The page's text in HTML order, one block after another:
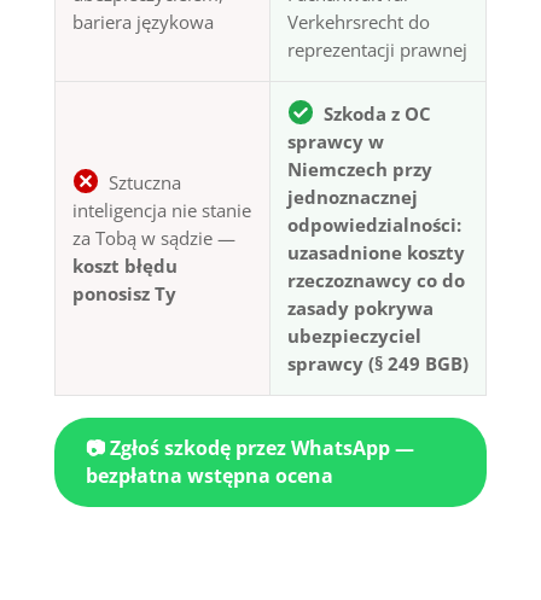
bariera językowa
Verkehrsrecht do
reprezentacji prawnej
Sztuczna
inteligencja nie stanie
za Tobą w sądzie —
koszt błędu
ponosisz Ty
Szkoda z OC
sprawcy w
Niemczech przy
jednoznacznej
odpowiedzialności:
uzasadnione koszty
rzeczoznawcy co do
zasady pokrywa
ubezpieczyciel
sprawcy (§ 249 BGB)
📷 Zgłoś szkodę przez WhatsApp —
bezpłatna wstępna ocena